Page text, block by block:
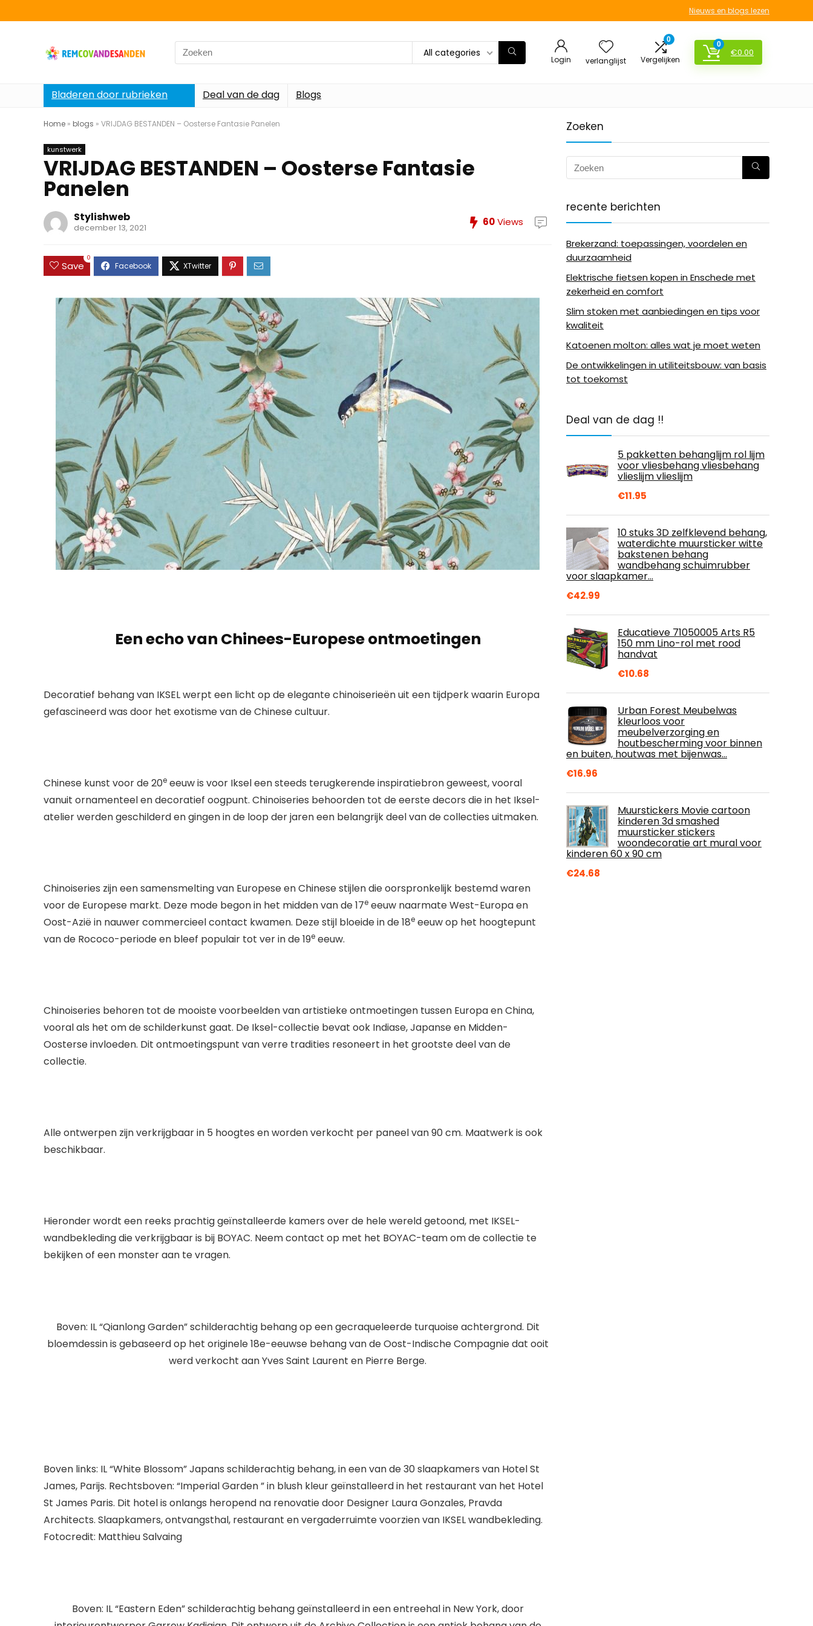
Nieuws en blogs lezen
Search
for:
All categories
Login verlanglijst
0
Vergelijken
0
€0.00
Bladeren door rubrieken Deal van de dag Blogs
Home » blogs » VRIJDAG BESTANDEN – Oosterse Fantasie Panelen
kunstwerk
VRIJDAG BESTANDEN – Oosterse Fantasie
Panelen
Stylishweb
december 13, 2021 60Views
Save
0
Een echo van Chinees-Europese ontmoetingen
Decoratief behang van IKSEL werpt een licht op de elegante chinoiserieën uit een tijdperk waarin Europa
gefascineerd was door het exotisme van de Chinese cultuur.
Chinese kunst voor de 20e eeuw is voor Iksel een steeds terugkerende inspiratiebron geweest, vooral
vanuit ornamenteel en decoratief oogpunt. Chinoiseries behoorden tot de eerste decors die in het Iksel-
atelier werden geschilderd en gingen in de loop der jaren een belangrijk deel van de collecties uitmaken.
Chinoiseries zijn een samensmelting van Europese en Chinese stijlen die oorspronkelijk bestemd waren
voor de Europese markt. Deze mode begon in het midden van de 17e eeuw naarmate West-Europa en
Oost-Azië in nauwer commercieel contact kwamen. Deze stijl bloeide in de 18e eeuw op het hoogtepunt
van de Rococo-periode en bleef populair tot ver in de 19e eeuw.
Chinoiseries behoren tot de mooiste voorbeelden van artistieke ontmoetingen tussen Europa en China,
vooral als het om de schilderkunst gaat. De Iksel-collectie bevat ook Indiase, Japanse en Midden-
Oosterse invloeden. Dit ontmoetingspunt van verre tradities resoneert in het grootste deel van de
collectie.
Alle ontwerpen zijn verkrijgbaar in 5 hoogtes en worden verkocht per paneel van 90 cm. Maatwerk is ook
beschikbaar.
Hieronder wordt een reeks prachtig geïnstalleerde kamers over de hele wereld getoond, met IKSEL-
wandbekleding die verkrijgbaar is bij BOYAC. Neem contact op met het BOYAC-team om de collectie te
bekijken of een monster aan te vragen.
Boven: IL “Qianlong Garden” schilderachtig behang op een gecraqueleerde turquoise achtergrond. Dit
bloemdessin is gebaseerd op het originele 18e-eeuwse behang van de Oost-Indische Compagnie dat ooit
werd verkocht aan Yves Saint Laurent en Pierre Berge.
Boven links: IL “White Blossom” Japans schilderachtig behang, in een van de 30 slaapkamers van Hotel St
James, Parijs. Rechtsboven: “Imperial Garden ” in blush kleur geïnstalleerd in het restaurant van het Hotel
St James Paris. Dit hotel is onlangs heropend na renovatie door Designer Laura Gonzales, Pravda
Architects. Slaapkamers, ontvangsthal, restaurant en vergaderruimte voorzien van IKSEL wandbekleding.
Fotocredit: Matthieu Salvaing
Boven: IL “Eastern Eden” schilderachtig behang geïnstalleerd in een entreehal in New York, door
Zoeken
recente berichten
Brekerzand: toepassingen, voordelen en
duurzaamheid
Elektrische fietsen kopen in Enschede met
zekerheid en comfort
Slim stoken met aanbiedingen en tips voor
kwaliteit
Katoenen molton: alles wat je moet weten
De ontwikkelingen in utiliteitsbouw: van basis
tot toekomst
Deal van de dag !!
5 pakketten behanglijm rol lijm
voor vliesbehang vliesbehang
vlieslijm vlieslijm
€11.95
10 stuks 3D zelfklevend behang,
waterdichte muursticker witte
bakstenen behang
wandbehang schuimrubber
voor slaapkamer…
€42.99
Educatieve 71050005 Arts R5
150 mm Lino-rol met rood
handvat
€10.68
Urban Forest Meubelwas
kleurloos voor
meubelverzorging en
houtbescherming voor binnen
en buiten, houtwas met bijenwas…
€16.96
Muurstickers Movie cartoon
kinderen 3d smashed
muursticker stickers
woondecoratie art mural voor
kinderen 60 x 90 cm
€24.68